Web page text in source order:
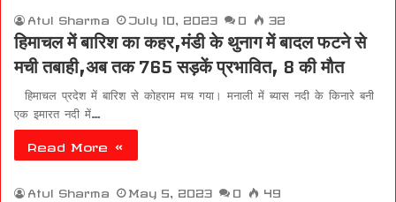
Atul Sharma July 10, 2023 0 32
हिमाचल में बारिश का कहर,मंडी के थुनाग में बादल फटने से
मची तबाही,अब तक 765 सड़कें प्रभावित, 8 की मौत
हिमाचल प्रदेश में बारिश से कोहराम मच गया। मनाली में ब्यास नदी के किनारे बनी
एक इमारत नदी में…
Read More »
Atul Sharma May 5, 2023 0 49